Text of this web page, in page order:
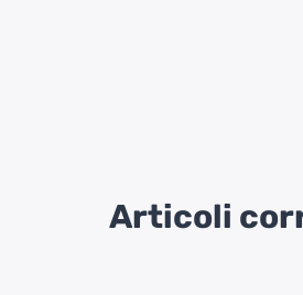
Articoli